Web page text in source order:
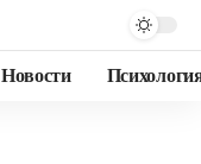
Новости